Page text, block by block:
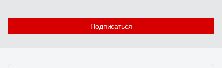
Подписаться